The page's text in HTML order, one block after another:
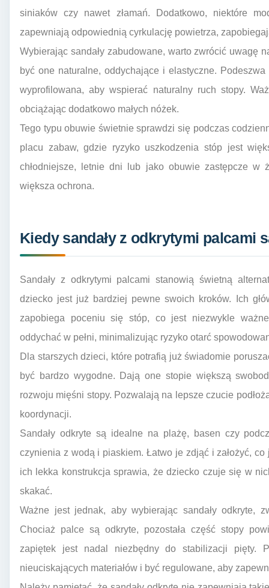
siniaków czy nawet złamań. Dodatkowo, niektóre
zapewniają odpowiednią cyrkulację powietrza,
Wybierając sandały zabudowane, warto zwrócić uwagę
być one naturalne, oddychające i elastyczne.
wyprofilowana, aby wspierać naturalny ruch stopy.
obciążając dodatkowo małych nóżek.
Tego typu obuwie świetnie sprawdzi się podczas
placu zabaw, gdzie ryzyko uszkodzenia stóp jest
chłodniejsze, letnie dni lub jako obuwie zastępcze w
większa ochrona.
Kiedy sandały z odkrytymi palcami
Sandały z odkrytymi palcami stanowią świetną
dziecko jest już bardziej pewne swoich kroków. Ich
zapobiega poceniu się stóp, co jest niezwykle
oddychać w pełni, minimalizując ryzyko otarć
Dla starszych dzieci, które potrafią już świadomie
być bardzo wygodne. Dają one stopie większą
rozwoju mięśni stopy. Pozwalają na lepsze czucie
koordynacji.
Sandały odkryte są idealne na plażę, basen czy
czynienia z wodą i piaskiem. Łatwo je zdjąć i założyć,
ich lekka konstrukcja sprawia, że dziecko czuje się w
skakać.
Ważne jest jednak, aby wybierając sandały odkryte,
Chociaż palce są odkryte, pozostała część stopy
zapiętek jest nadal niezbędny do stabilizacji pięty.
nieuciskających materiałów i być regulowane, aby